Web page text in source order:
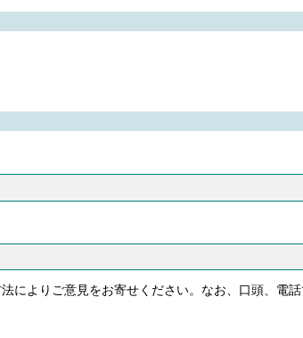
よりご意見をお寄せください。なお、口頭、電